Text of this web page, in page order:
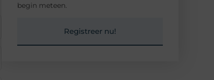
begin meteen.
Registreer nu!